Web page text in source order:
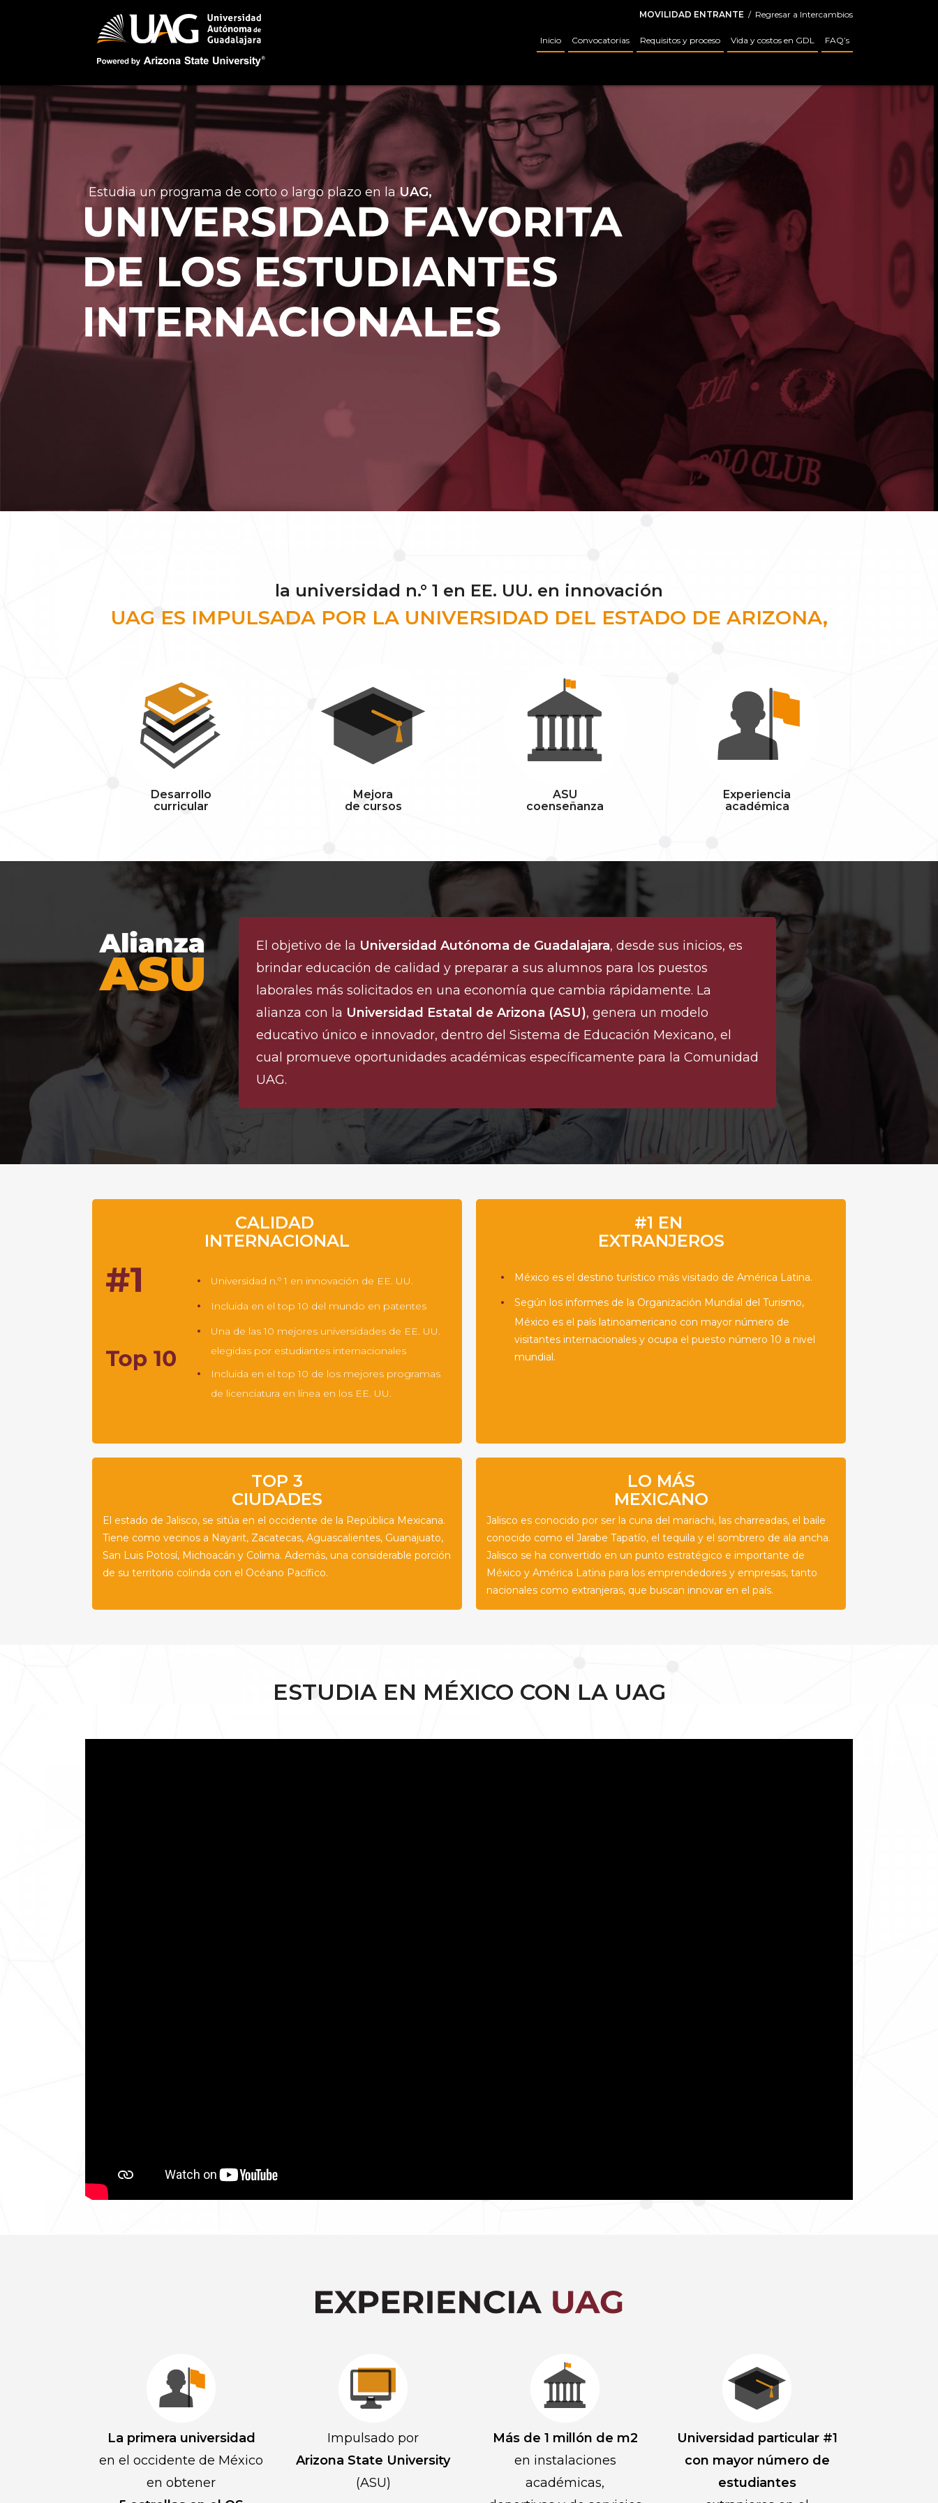
MOVILIDAD ENTRANTE / Regresar a Intercambios
FAQ’s
Vida y costos en GDL
Requisitos y proceso
Convocatorias
Inicio
Estudia un programa de corto o largo plazo en la UAG,
la universidad n.° 1 en EE. UU. en innovación
UAG ES IMPULSADA POR LA UNIVERSIDAD DEL ESTADO DE ARIZONA,
Desarrollo
curricular
Mejora
de cursos
ASU
coenseñanza
Experiencia
académica
El objetivo de la Universidad Autónoma de Guadalajara, desde sus inicios, es
brindar educación de calidad y preparar a sus alumnos para los puestos
laborales más solicitados en una economía que cambia rápidamente. La
alianza con la Universidad Estatal de Arizona (ASU), genera un modelo
educativo único e innovador, dentro del Sistema de Educación Mexicano, el
cual promueve oportunidades académicas específicamente para la Comunidad
UAG.
CALIDAD
INTERNACIONAL
Universidad n.º 1 en innovación de EE. UU.
Incluida en el top 10 del mundo en patentes
Una de las 10 mejores universidades de EE. UU.
elegidas por estudiantes internacionales
Incluida en el top 10 de los mejores programas
de licenciatura en línea en los EE. UU.
#1 EN
EXTRANJEROS
México es el destino turístico más visitado de América Latina.
Según los informes de la Organización Mundial del Turismo,
México es el país latinoamericano con mayor número de
visitantes internacionales y ocupa el puesto número 10 a nivel
mundial.
TOP 3
CIUDADES
El estado de Jalisco, se sitúa en el occidente de la República Mexicana.
Tiene como vecinos a Nayarit, Zacatecas, Aguascalientes, Guanajuato,
San Luis Potosí, Michoacán y Colima. Además, una considerable porción
de su territorio colinda con el Océano Pacífico.
LO MÁS
MEXICANO
Jalisco es conocido por ser la cuna del mariachi, las charreadas, el baile
conocido como el Jarabe Tapatío, el tequila y el sombrero de ala ancha.
Jalisco se ha convertido en un punto estratégico e importante de
México y América Latina para los emprendedores y empresas, tanto
nacionales como extranjeras, que buscan innovar en el país.
ESTUDIA EN MÉXICO CON LA UAG
La primera universidad
en el occidente de México
en obtener
Impulsado por
Arizona State University
(ASU)
Más de 1 millón de m2
en instalaciones
académicas,
Universidad particular #1
con mayor número de
estudiantes